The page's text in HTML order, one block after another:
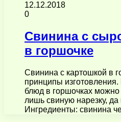
12.12.2018
0
Свинина с
в горшочке
Свинина с картошкой в
принципы
блюд в горшочках можно
лишь свиную нарезку, да
Ингредиенты: свинина